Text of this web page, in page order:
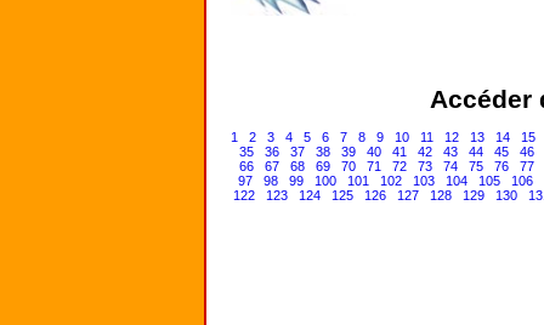
Accéder
1 2 3 4 5 6 7 8 9 10 11 12 13 14
15
35
36 37 38 39 40 41 42 43 44 45
46
66
67 68 69 70 71 72 73 74 75 76
77
97
98 99 100 101 102 103 104 105
106
122
123 124 125 126 127 128 129 130